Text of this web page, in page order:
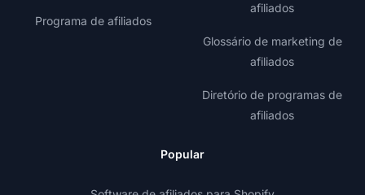
Programa de afiliados
afiliados
Glossário de marketing de
afiliados
Diretório de programas de
afiliados
Popular